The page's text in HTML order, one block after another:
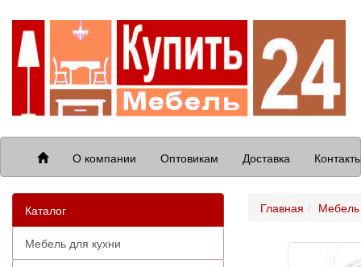
О компании Оптовикам Доставка
Каталог
Мебель для кухни
Главная Мебель